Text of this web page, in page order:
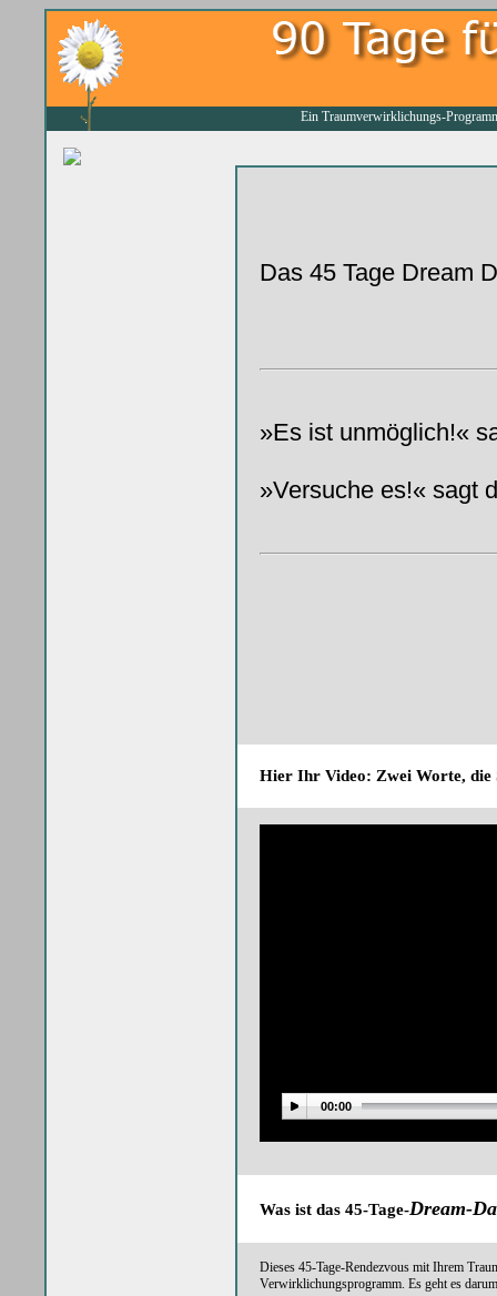
Ein Traumverwirklichungs-
Das 45 Tage Dream
»Es ist unmöglich!«
»Versuche es!« sagt
Hier Ihr Video: Zwei Worte, die
00:00
Was ist das 45-Tage-Dream-
Dieses 45-Tage-Rendezvous mit Ihrem
Verwirklichungsprogramm. Es geht es